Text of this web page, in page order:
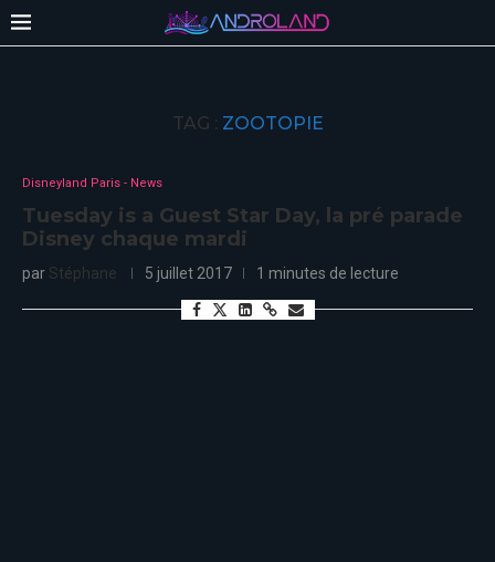
TAG : ZOOTOPIE
Disneyland Paris - News
Tuesday is a Guest Star Day, la pré parade
Disney chaque mardi
par Stéphane 5 juillet 2017 1 minutes de lecture